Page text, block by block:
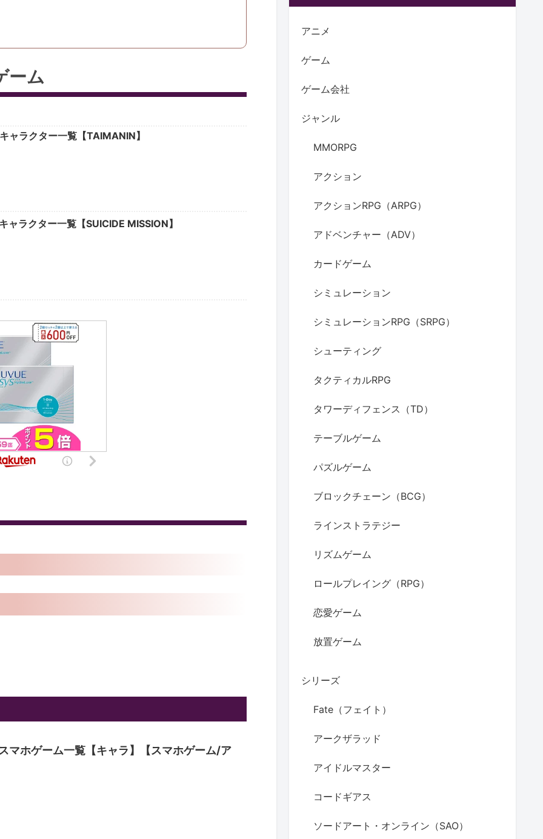
ーム
ャラクター一覧【TAIMANIN】
ラクター一覧【SUICIDE MISSION】
マホゲーム一覧【キャラ】【スマホゲーム/ア
アニメ
ゲーム
ゲーム会社
ジャンル
MMORPG
アクション
アクションRPG（ARPG）
アドベンチャー（ADV）
カードゲーム
シミュレーション
シミュレーションRPG（SRPG）
シューティング
タクティカルRPG
タワーディフェンス（TD）
テーブルゲーム
パズルゲーム
ブロックチェーン（BCG）
ラインストラテジー
リズムゲーム
ロールプレイング（RPG）
恋愛ゲーム
放置ゲーム
シリーズ
Fate（フェイト）
アークザラッド
アイドルマスター
コードギアス
ソードアート・オンライン（SAO）